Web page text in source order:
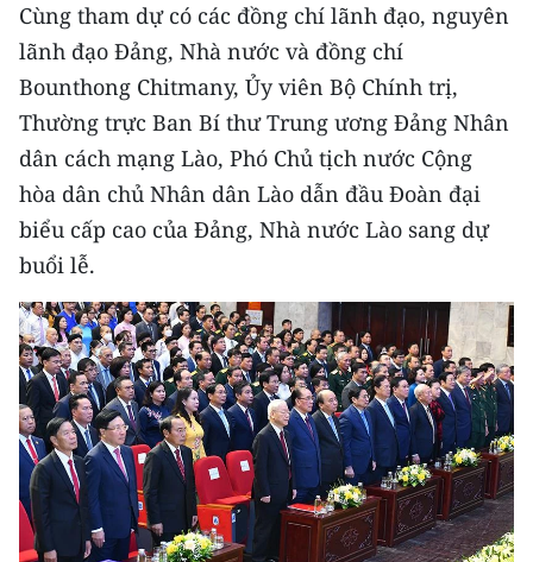
CHƯƠNG TRÌNH OCOP - MỖI XÃ
MỘT SẢN PHẨM
RADIO
MEDIA CENTER
E-Magazine
Video
Media Chính trị
Media Kinh tế
Media Văn hóa
Media Xã hội
Cùng tham dự có các đồng chí lãnh đạo, nguyên
lãnh đạo Đảng, Nhà nước và đồng chí
Bounthong Chitmany, Ủy viên Bộ Chính trị,
Thường trực Ban Bí thư Trung ương Đảng Nhân
dân cách mạng Lào, Phó Chủ tịch nước Cộng
hòa dân chủ Nhân dân Lào dẫn đầu Đoàn đại
biểu cấp cao của Đảng, Nhà nước Lào sang dự
buổi lễ.